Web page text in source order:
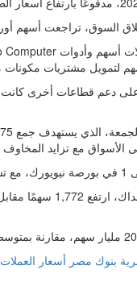
دعم قطاعات أخرى كانت
بنوك مصر أسعار العملات